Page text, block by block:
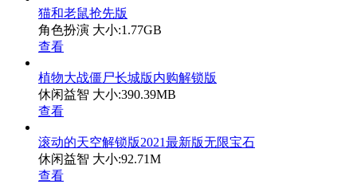
猫和老鼠抢先版
角色扮演 大小:1.77GB
查看
植物大战僵尸长城版内购解锁版
休闲益智 大小:390.39MB
查看
滚动的天空解锁版2021最新版无限宝石
休闲益智 大小:92.71M
查看